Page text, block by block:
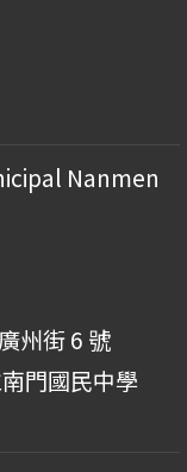
Nanmen
州街 6 號
門國民中學